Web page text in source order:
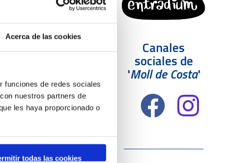
Acerca de las cookies
funciones de redes sociales
nuestros partners de
les haya proporcionado o
todas las cookies
Canales
sociales de
'Moll de Costa'